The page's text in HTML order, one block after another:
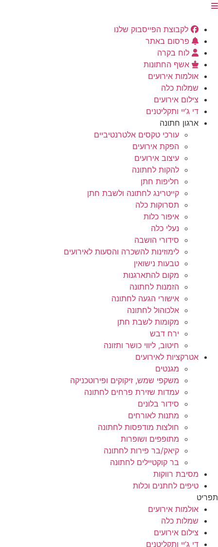
לקבוצת הפייסבוק שלנו
פרסום באתר
לוח בקרה
אשף החתונות
אולמות אירועים
שמלות כלה
צילום אירועים
די ג’יי ותקליטנים
ארגון חתונה
עורכי טקסים אלטרנטיביים
הפקת אירועים
עיצוב אירועים
להקות לחתונה
חליפות חתן
קייטרינג לחתונה ולשבת חתן
תסרוקות כלה
איפור כלות
נעלי כלה
סידורי הושבה
לימוזינות להשכרה והסעות לאירועים
טבעות נישואין
מקום להתארגנות
הזמנות לחתונה
אישורי הגעה לחתונה
אלכוהול לחתונה
מקומות לשבת חתן
ירח דבש
חיטוב, ליווי כושר ותזונה
אטרקציות לאירועים
מגנטים
משקפי שמש, זיקוקים ופירוטכניקה
עמדות שזירת פרחים לחתונה
סידור בלונים
מתנות לאורחים
חולצות מודפסות לחתונה
מתופפים ושופרות
קיאק/בר פירות לחתונה
בר קוקטיילים לחתונה
מסיבת רווקות
טיפים לחתנים וכלות
תפריט
אולמות אירועים
שמלות כלה
צילום אירועים
די ג’יי ותקליטנים